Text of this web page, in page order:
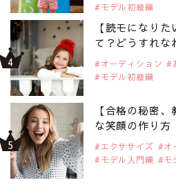
モデル初級編
【読モになり
て？どうすれな
オーディション
モデル初級編
【合格の秘密
な笑顔の作り
エクササイズ オ
モデル入門編
モ